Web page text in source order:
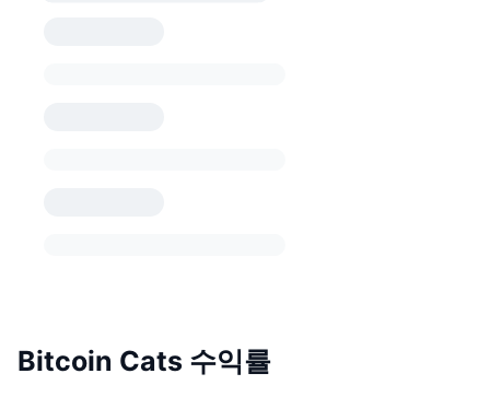
Bitcoin Cats 수익률